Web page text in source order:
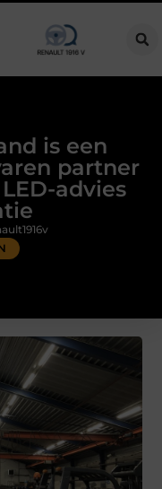
knipbeurt
is een
partner
advies